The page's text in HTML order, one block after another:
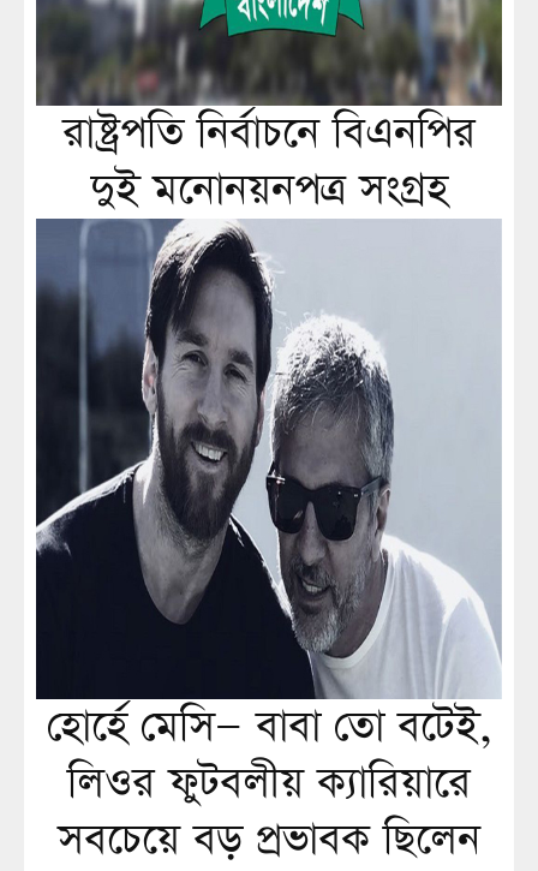
রাষ্ট্রপতি নির্বাচনে বিএনপির
দুই মনোনয়নপত্র সংগ্রহ
হোর্হে মেসি— বাবা তো বটেই,
লিওর ফুটবলীয় ক্যারিয়ারে
সবচেয়ে বড় প্রভাবক ছিলেন